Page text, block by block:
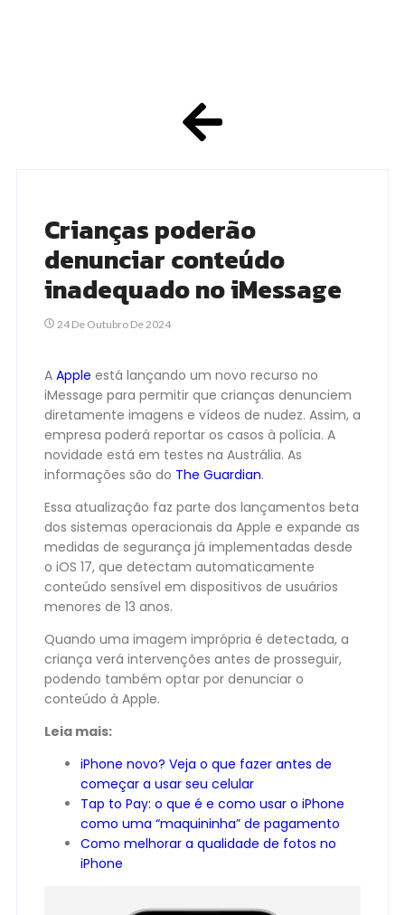
Crianças poderão
denunciar conteúdo
inadequado no iMessage
24 De Outubro De 2024
A Apple está lançando um novo recurso no
iMessage para permitir que crianças denunciem
diretamente imagens e vídeos de nudez. Assim, a
empresa poderá reportar os casos à polícia. A
novidade está em testes na Austrália. As
informações são do The Guardian.
Essa atualização faz parte dos lançamentos beta
dos sistemas operacionais da Apple e expande as
medidas de segurança já implementadas desde
o iOS 17, que detectam automaticamente
conteúdo sensível em dispositivos de usuários
menores de 13 anos.
Quando uma imagem imprópria é detectada, a
criança verá intervenções antes de prosseguir,
podendo também optar por denunciar o
conteúdo à Apple.
Leia mais:
iPhone novo? Veja o que fazer antes de
começar a usar seu celular
Tap to Pay: o que é e como usar o iPhone
como uma “maquininha” de pagamento
Como melhorar a qualidade de fotos no
iPhone